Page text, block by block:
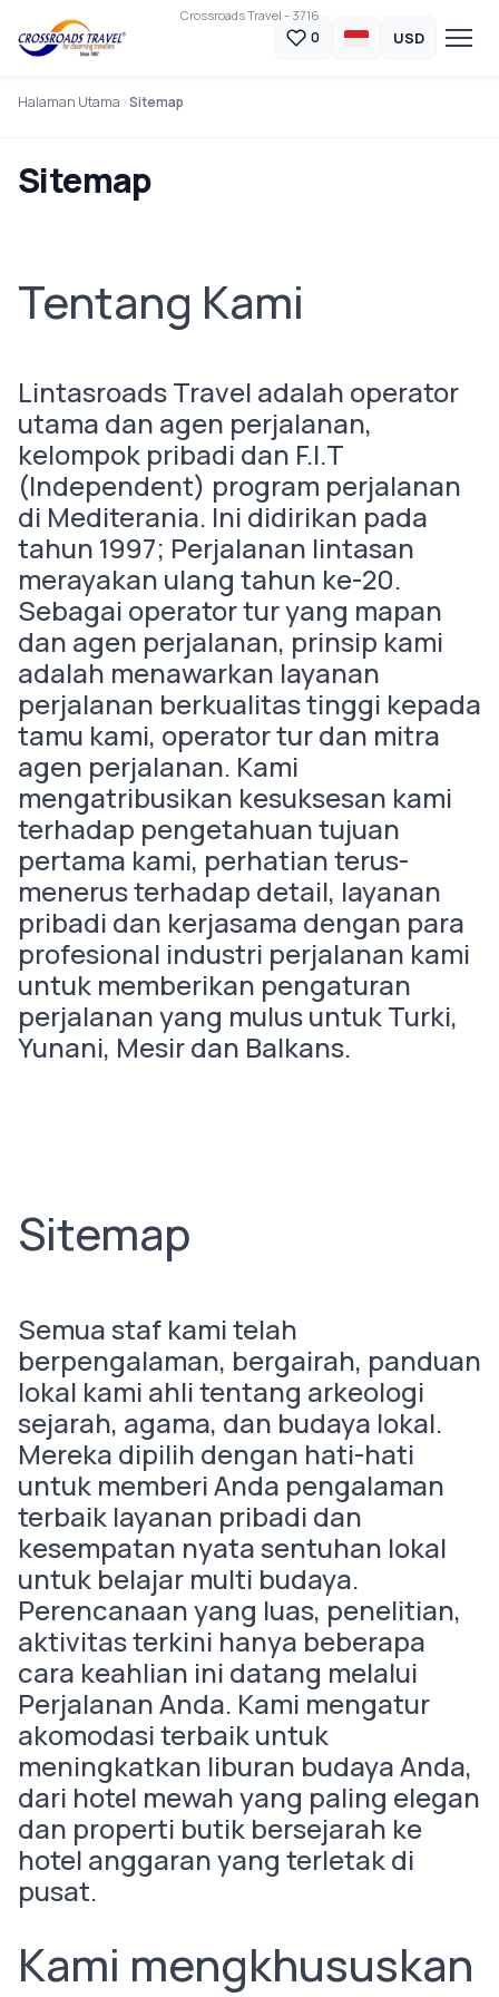
Crossroads Travel - 3716
0 USD
Halaman Utama Sitemap
Sitemap
Tentang Kami
Lintasroads Travel adalah operator
utama dan agen perjalanan,
kelompok pribadi dan F.I.T
(Independent) program perjalanan
di Mediterania. Ini didirikan pada
tahun 1997; Perjalanan lintasan
merayakan ulang tahun ke-20.
Sebagai operator tur yang mapan
dan agen perjalanan, prinsip kami
adalah menawarkan layanan
perjalanan berkualitas tinggi kepada
tamu kami, operator tur dan mitra
agen perjalanan. Kami
mengatribusikan kesuksesan kami
terhadap pengetahuan tujuan
pertama kami, perhatian terus-
menerus terhadap detail, layanan
pribadi dan kerjasama dengan para
profesional industri perjalanan kami
untuk memberikan pengaturan
perjalanan yang mulus untuk Turki,
Yunani, Mesir dan Balkans.
Sitemap
Semua staf kami telah
berpengalaman, bergairah, panduan
lokal kami ahli tentang arkeologi
sejarah, agama, dan budaya lokal.
Mereka dipilih dengan hati-hati
untuk memberi Anda pengalaman
terbaik layanan pribadi dan
kesempatan nyata sentuhan lokal
untuk belajar multi budaya.
Perencanaan yang luas, penelitian,
aktivitas terkini hanya beberapa
cara keahlian ini datang melalui
Perjalanan Anda. Kami mengatur
akomodasi terbaik untuk
meningkatkan liburan budaya Anda,
dari hotel mewah yang paling elegan
dan properti butik bersejarah ke
hotel anggaran yang terletak di
pusat.
Kami mengkhususkan